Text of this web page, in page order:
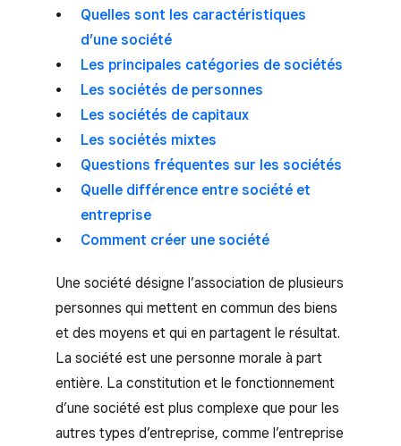
Quelles sont les caractéristiques
d’une société
Les principales catégories de sociétés
Les sociétés de personnes
Les sociétés de capitaux
Les sociétés mixtes
Questions fréquentes sur les sociétés
Quelle différence entre société et
entreprise
Comment créer une société
Une société désigne l’association de plusieurs
personnes qui mettent en commun des biens
et des moyens et qui en partagent le résultat.
La société est une personne morale à part
entière. La constitution et le fonctionnement
d’une société est plus complexe que pour les
autres types d’entreprise, comme l’entreprise